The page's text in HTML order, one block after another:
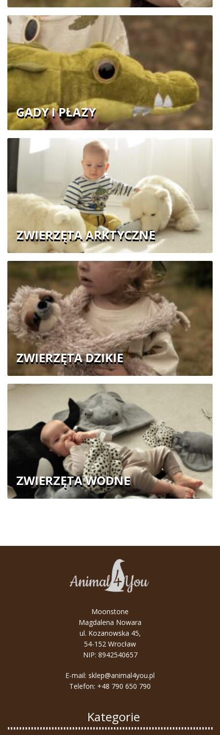
GADY I PŁAZY
ZWIERZĘTA ARKTYCZNE
ZWIERZĘTA DZIKIE
ZWIERZĘTA WODNE
Moonstone
Magdalena Nowara
ul. Kozanowska 45,
54-152 Wrocław
NIP: 8942540657
E-mail: sklep@animal4you.pl
Telefon: +48 790 650 790
Kategorie